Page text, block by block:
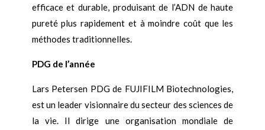
efficace et durable, produisant de l’ADN de haute
pureté plus rapidement et à moindre coût que les
méthodes traditionnelles.
PDG de l’année
Lars Petersen PDG de FUJIFILM Biotechnologies,
est un leader visionnaire du secteur des sciences de
la vie. Il dirige une organisation mondiale de